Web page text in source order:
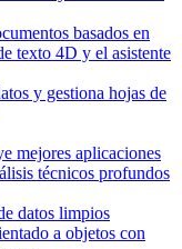
basados en
texto 4D y el asistente
y gestiona hojas de
mejores aplicaciones
técnicos profundos
datos limpios
a objetos con